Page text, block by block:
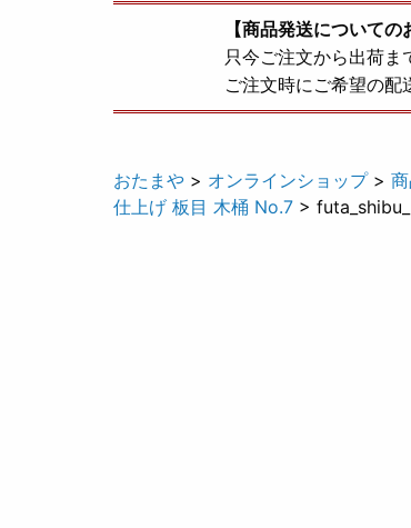
【商品発送についての
只今ご注文から出荷ま
ご注文時にご希望の
おたまや > オンラインショップ>
仕上げ 板目 木桶 No.7 >